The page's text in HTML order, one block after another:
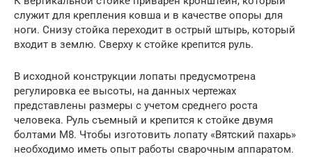
служит для крепления ковша и в качестве опоры для
ноги. Снизу стойка переходит в острый штырь, который
входит в землю. Сверху к стойке крепится руль.
В исходной конструкции лопаты предусмотрена
регулировка ее высоты, на данных чертежах
представлены размеры с учетом среднего роста
человека. Руль съемный и крепится к стойке двумя
болтами М8. Чтобы изготовить лопату «Вятский пахарь»
необходимо иметь опыт работы сварочным аппаратом.